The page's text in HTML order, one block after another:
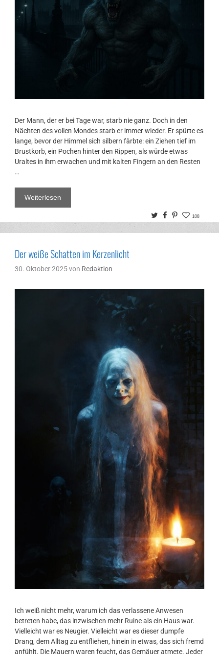
Der Mann, der er bei Tage war, starb nie ganz. Doch in den
Nächten des vollen Mondes starb er immer wieder. Er spürte es
lange, bevor der Himmel sich silbern färbte: ein Ziehen tief im
Brustkorb, ein Pochen hinter den Rippen, als würde etwas
Uraltes in ihm erwachen und mit kalten Fingern an den Resten
…
Weiterlesen
TwitterFacebook
Pinterest
108
Der weiße Schatten im Kerzenlicht
30. Oktober 2025von Redaktion
Ich weiß nicht mehr, warum ich das verlassene Anwesen
betreten habe, das inzwischen mehr Ruine als ein Haus war.
Vielleicht war es Neugier. Vielleicht war es dieser dumpfe
Drang, dem Alltag zu entfliehen, hinein in etwas, das sich fremd
anfühlt. Die Mauern waren feucht, das Gemäuer atmete. Jeder